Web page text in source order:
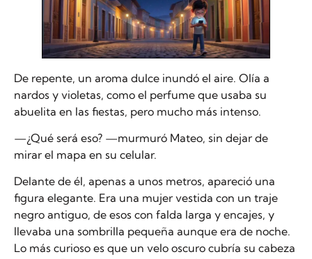
De repente, un aroma dulce inundó el aire. Olía a
nardos y violetas, como el perfume que usaba su
abuelita en las fiestas, pero mucho más intenso.
—¿Qué será eso? —murmuró Mateo, sin dejar de
mirar el mapa en su celular.
Delante de él, apenas a unos metros, apareció una
figura elegante. Era una mujer vestida con un traje
negro antiguo, de esos con falda larga y encajes, y
llevaba una sombrilla pequeña aunque era de noche.
Lo más curioso es que un velo oscuro cubría su cabeza